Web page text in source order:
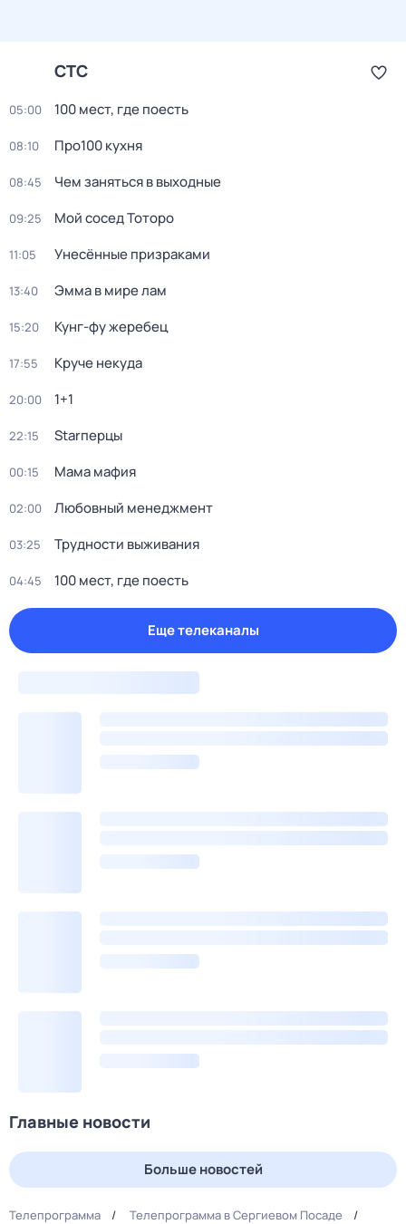
СТС
05:00 100 мест, гдe поеcть
08:10 Про100 кухня
08:45 Чем заняться в выходные
09:25 Мой сосед Тоторо
11:05 Унесённые призраками
13:40 Эмма в мире лам
15:20 Кунг-фу жеребец
17:55 Круче некуда
20:00 1+1
22:15 Starперцы
00:15 Мама мафия
02:00 Любовный менеджмент
03:25 Трудности выживания
04:45 100 мест, где поесть
Еще телеканалы
Главные новости
Больше новостей
Телепрограмма
Телепрограмма в Сергиевом Посаде